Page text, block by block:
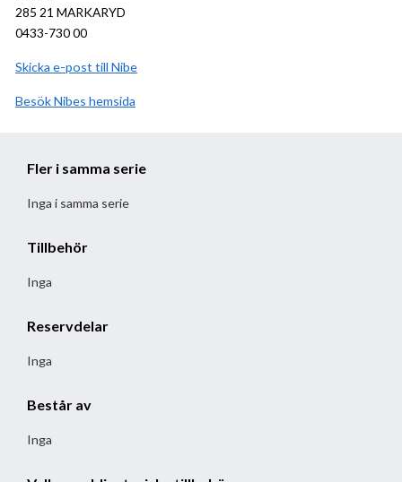
285 21 MARKARYD
0433-730 00
Skicka e-post till Nibe
BesökNibe hemsida
Fler i samma serie
Inga i samma serie
Tillbehör
Inga
Reservdelar
Inga
Består av
Inga